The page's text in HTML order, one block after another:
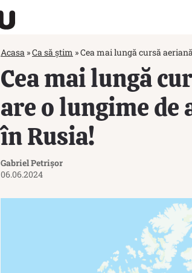
Acasa »Ca să știm »Cea mai lungă cursă
Cea mai lungă
are o lungime de
în Rusia!
Gabriel Petrișor
06.06.2024